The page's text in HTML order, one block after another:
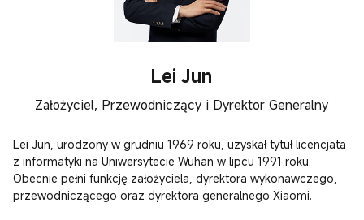
Lei Jun
Założyciel, Przewodniczący i Dyrektor Generalny
Lei Jun, urodzony w grudniu 1969 roku, uzyskał tytuł licencjata
z informatyki na Uniwersytecie Wuhan w lipcu 1991 roku.
Obecnie pełni funkcję założyciela, dyrektora wykonawczego,
przewodniczącego oraz dyrektora generalnego Xiaomi.